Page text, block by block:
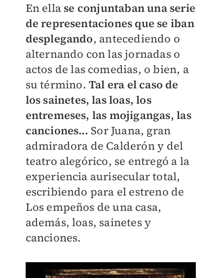
En ella se conjuntaban una serie
de representaciones que se iban
desplegando, antecediendo o
alternando con las jornadas o
actos de las comedias, o bien, a
su término. Tal era el caso de
los sainetes, las loas, los
entremeses, las mojigangas, las
canciones... Sor Juana, gran
admiradora de Calderón y del
teatro alegórico, se entregó a la
experiencia aurisecular total,
escribiendo para el estreno de
Los empeños de una casa,
además, loas, sainetes y
canciones.